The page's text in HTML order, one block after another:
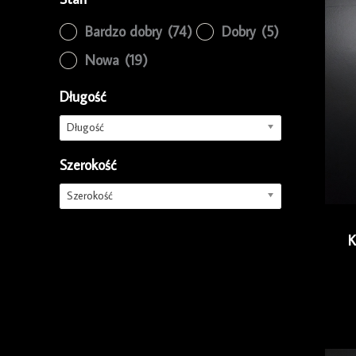
Bardzo dobry (74) Dobry (5)
Nowa (19)
Długość
Długość
Szerokość
Szerokość